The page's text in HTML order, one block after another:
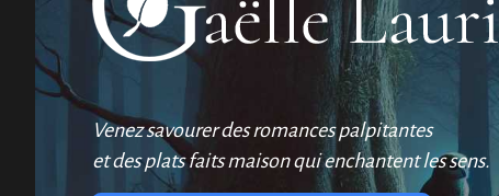
Venez savourer des romances palpitantes
et des plats faits maison qui enchantent les sens.